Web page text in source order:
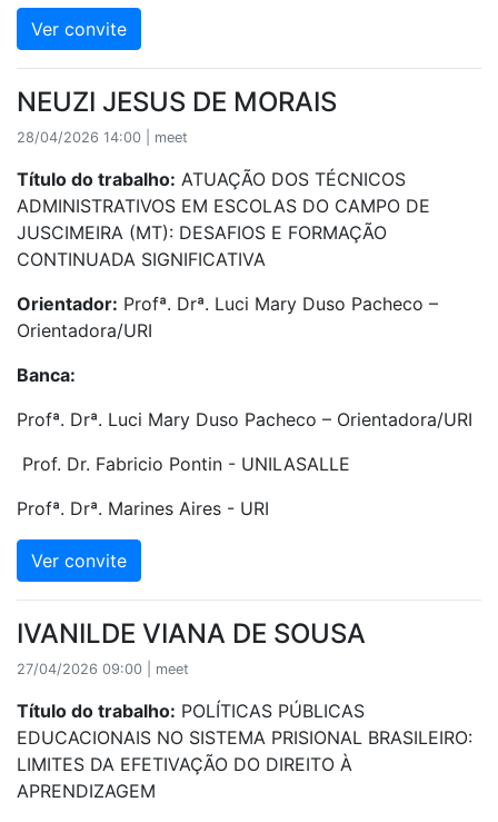
Ver convite
NEUZI JESUS DE MORAIS
28/04/2026 14:00 | meet
Título do trabalho: ATUAÇÃO DOS TÉCNICOS
ADMINISTRATIVOS EM ESCOLAS DO CAMPO DE
JUSCIMEIRA (MT): DESAFIOS E FORMAÇÃO
CONTINUADA SIGNIFICATIVA
Orientador: Profª. Drª. Luci Mary Duso Pacheco –
Orientadora/URI
Banca:
Profª. Drª. Luci Mary Duso Pacheco – Orientadora/URI
Prof. Dr. Fabricio Pontin - UNILASALLE
Profª. Drª. Marines Aires - URI
Ver convite
IVANILDE VIANA DE SOUSA
27/04/2026 09:00 | meet
Título do trabalho: POLÍTICAS PÚBLICAS
EDUCACIONAIS NO SISTEMA PRISIONAL BRASILEIRO:
LIMITES DA EFETIVAÇÃO DO DIREITO À
APRENDIZAGEM